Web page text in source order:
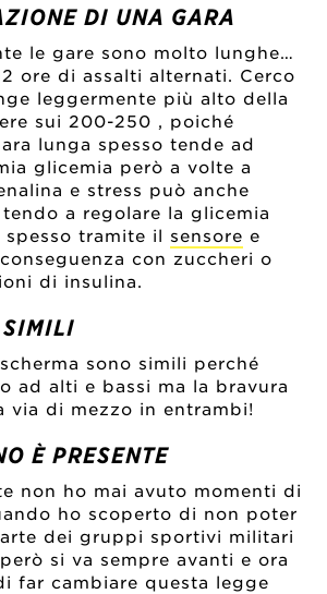
DI UNA GARA
le gare sono molto lunghe…
ore di assalti alternati. Cerco
leggermente più alto della
sui 200-250 , poiché
lunga spesso tende ad
glicemia però a volte a
e stress può anche
a regolare la glicemia
tramite il sensore e
con zuccheri o
di insulina.
SIMILI
sono simili perché
ad alti e bassi ma la bravura
via di mezzo in entrambi!
È PRESENTE
non ho mai avuto momenti di
ho scoperto di non poter
dei gruppi sportivi militari
si va sempre avanti e ora
far cambiare questa legge